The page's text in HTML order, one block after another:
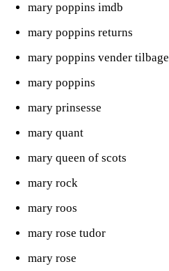
mary poppins imdb
mary poppins returns
mary poppins vender tilbage
mary poppins
mary prinsesse
mary quant
mary queen of scots
mary rock
mary roos
mary rose tudor
mary rose